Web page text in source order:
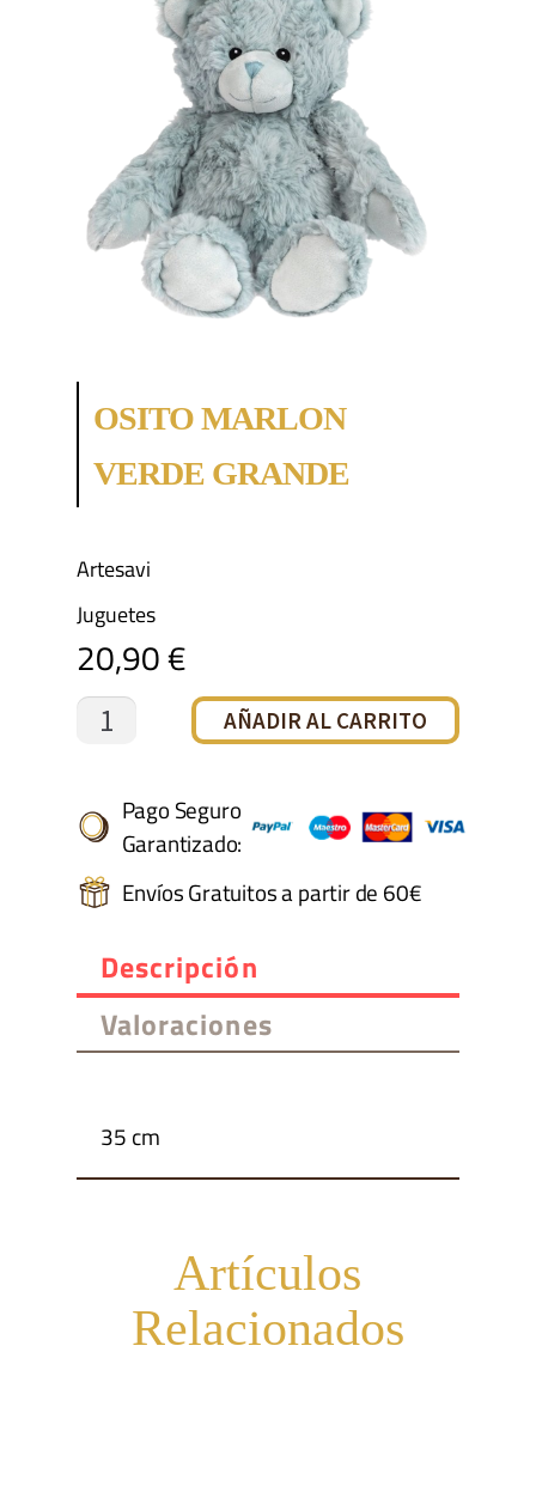
OSITO MARLON
VERDE GRANDE
Artesavi
Juguetes
20,90€
OSITO
VERDE
GRANDE
cantidad
AÑADIR AL CARRITO
Pago Seguro
Garantizado:
Envíos Gratuitos a partir de 60€
Descripción
Valoraciones
35 cm
Artículos
Relacionados